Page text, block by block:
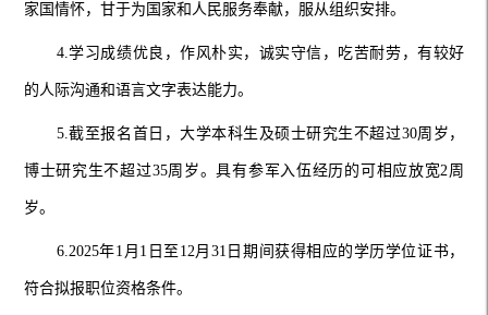
家国情怀，甘于为国家和人民服务奉献，服从组织安排。
4.学习成绩优良，作风朴实，诚实守信，吃苦耐劳，有较好
的人际沟通和语言文字表达能力。
5.截至报名首日，大学本科生及硕士研究生不超过30周岁，
博士研究生不超过35周岁。具有参军入伍经历的可相应放宽2周
岁。
6.2025年1月1日至12月31日期间获得相应的学历学位证书，
符合拟报职位资格条件。